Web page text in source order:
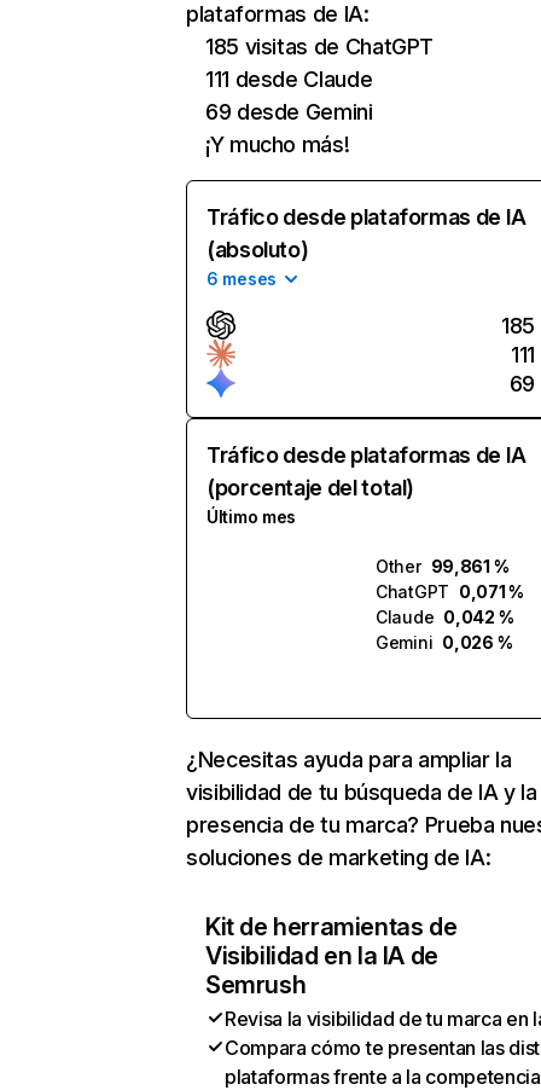
plataformas de IA:
185 visitas de ChatGPT
111 desde Claude
69 desde Gemini
¡Y mucho más!
Tráfico desde plataformas de IA
(absoluto)
6 meses
185
111
69
Tráfico desde plataformas de IA
(porcentaje del total)
Último mes
Other 99,861 %
ChatGPT 0,071 %
Claude 0,042 %
Gemini 0,026 %
¿Necesitas ayuda para ampliar la
visibilidad de tu búsqueda de IA y la
presencia de tu marca? Prueba
soluciones de marketing de IA:
Kit de herramientas de
Visibilidad en la IA de
Semrush
Revisa la visibilidad de tu marca en
Compara cómo te presentan las
plataformas frente a la competencia